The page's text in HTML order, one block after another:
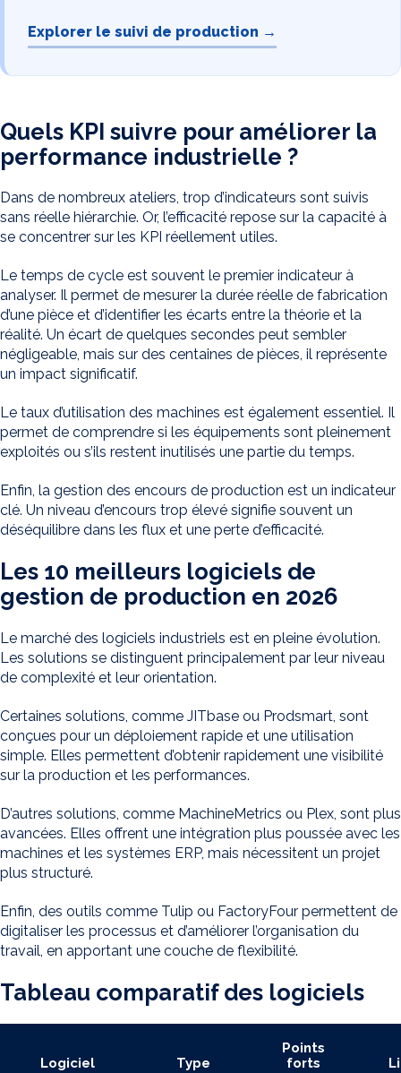
Explorer le suivi de production →
Quels KPI suivre pour améliorer la
performance industrielle ?
Dans de nombreux ateliers, trop d’indicateurs sont suivis
sans réelle hiérarchie. Or, l’efficacité repose sur la capacité à
se concentrer sur les KPI réellement utiles.
Le temps de cycle est souvent le premier indicateur à
analyser. Il permet de mesurer la durée réelle de fabrication
d’une pièce et d’identifier les écarts entre la théorie et la
réalité. Un écart de quelques secondes peut sembler
négligeable, mais sur des centaines de pièces, il représente
un impact significatif.
Le taux d’utilisation des machines est également essentiel. Il
permet de comprendre si les équipements sont pleinement
exploités ou s’ils restent inutilisés une partie du temps.
Enfin, la gestion des encours de production est un indicateur
clé. Un niveau d’encours trop élevé signifie souvent un
déséquilibre dans les flux et une perte d’efficacité.
Les 10 meilleurs logiciels de
gestion de production en 2026
Le marché des logiciels industriels est en pleine évolution.
Les solutions se distinguent principalement par leur niveau
de complexité et leur orientation.
Certaines solutions, comme JITbase ou Prodsmart, sont
conçues pour un déploiement rapide et une utilisation
simple. Elles permettent d’obtenir rapidement une visibilité
sur la production et les performances.
D’autres solutions, comme MachineMetrics ou Plex, sont plus
avancées. Elles offrent une intégration plus poussée avec les
machines et les systèmes ERP, mais nécessitent un projet
plus structuré.
Enfin, des outils comme Tulip ou FactoryFour permettent de
digitaliser les processus et d’améliorer l’organisation du
travail, en apportant une couche de flexibilité.
Tableau comparatif des logiciels
Logiciel Type
Points
forts